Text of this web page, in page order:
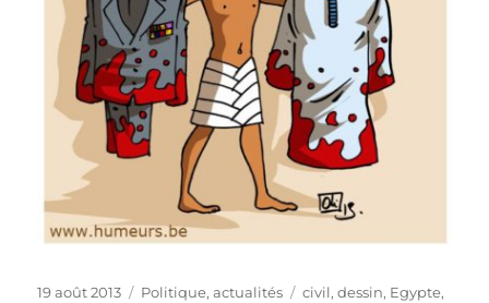
Publié
19 août 2013 Catégories
Politique, actualités Étiquettes
civil,dessin, Egypte,